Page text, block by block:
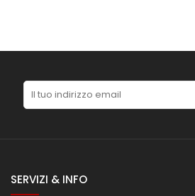
SERVIZI & INFO